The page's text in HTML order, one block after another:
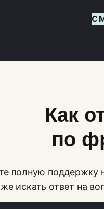
Как
по
полную поддержку
искать ответ на